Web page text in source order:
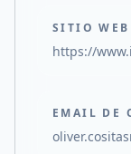
SITIO WEB
https://
EMAIL DE